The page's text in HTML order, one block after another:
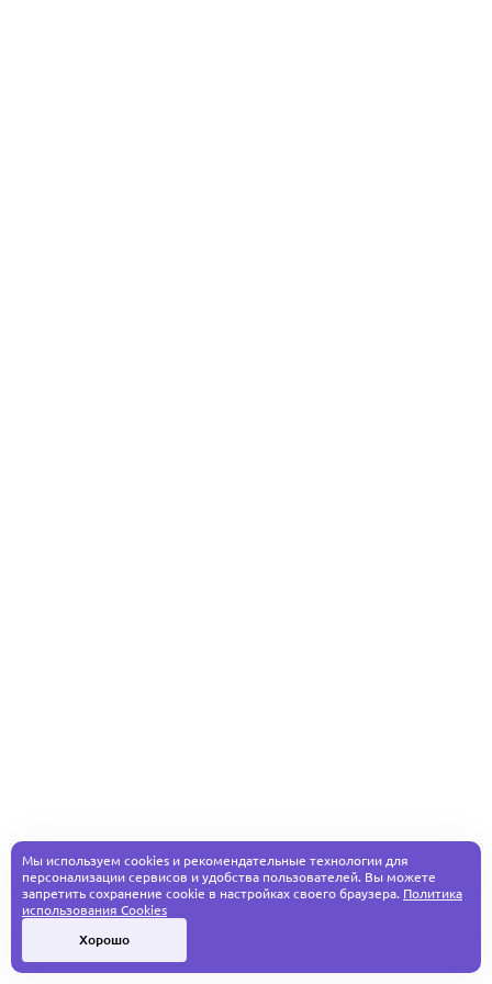
Мы используем cookies и рекомендательные технологии для
персонализации сервисов и удобства пользователей. Вы можете
запретить сохранение cookie в настройках своего браузера. Политика
использования Cookies
Хорошо